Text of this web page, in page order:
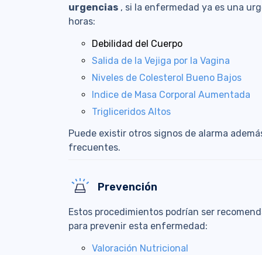
urgencias , si la enfermedad ya es una
horas:
Debilidad del Cuerpo
Salida de la Vejiga por la Vagina
Niveles de Colesterol Bueno Bajos
Indice de Masa Corporal Aumentada
Trigliceridos Altos
Puede existir otros signos de alarma
frecuentes.
Prevención
Estos procedimientos podrían ser
para prevenir esta enfermedad:
Valoración Nutricional